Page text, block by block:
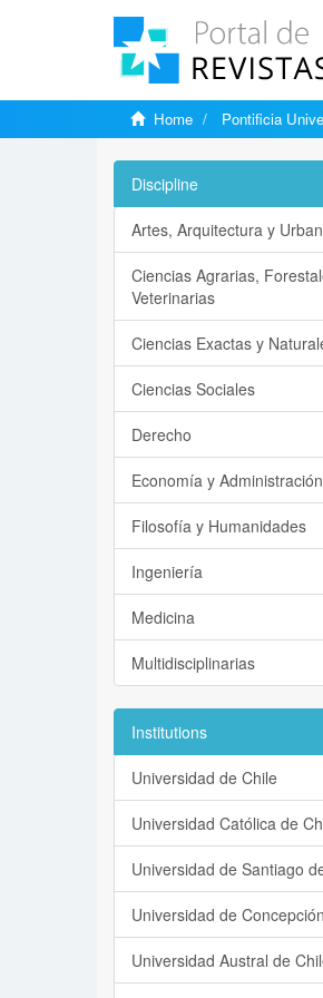
Home Pontificia
Discipline
Artes, Arquitectura y
Ciencias Agrarias,
Veterinarias
Ciencias Exactas y
Ciencias Sociales
Derecho
Economía y Administración
Filosofía y Humanidades
Ingeniería
Medicina
Multidisciplinarias
Institutions
Universidad de Chile
Universidad Católica de
Universidad de Santiago
Universidad de Concepción
Universidad Austral de